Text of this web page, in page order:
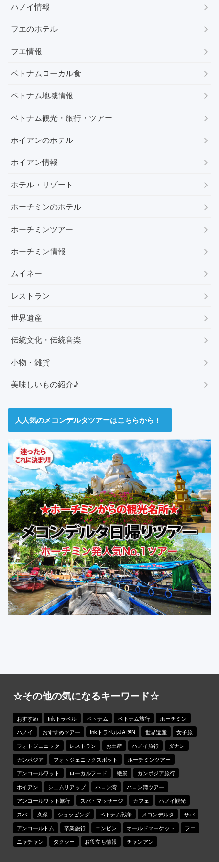
ハノイ情報
フエのホテル
フエ情報
ベトナムローカル食
ベトナム地域情報
ベトナム観光・旅行・ツアー
ホイアンのホテル
ホイアン情報
ホテル・リゾート
ホーチミンのホテル
ホーチミンツアー
ホーチミン情報
ムイネー
レストラン
世界遺産
伝統文化・伝統音楽
小物・雑貨
美味しいもの紹介♪
大人気のメコンデルタツアーはこちらから！
☆その他の気になるキーワード☆
おすすめ tnkトラベル ベトナム ベトナム旅行
ホーチミン
ハノイ
おすすめツアー tnkトラベルJAPAN 世界遺産
女子旅
フォトジェニック
レストラン お土産 ハノイ旅行
ダナン
カンボジア
フォトジェニックスポット
ホーチミンツアー
アンコールワット
ローカルフード 絶景
カンボジア旅行
ホイアン
シェムリアップ ハロン湾
ハロン湾ツアー
アンコールワット旅行
スパ・マッサージ カフェ
ハノイ観光
スパ
久保 ショッピング ベトナム戦争 メコンデルタ
サパ
アンコールトム
卒業旅行 ニンビン オールドマーケット
フエ
ニャチャン
タクシー お役立ち情報 チャンアン